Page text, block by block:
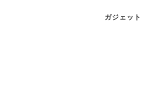
ガジェット